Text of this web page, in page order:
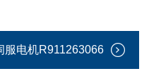
服电机R911263066